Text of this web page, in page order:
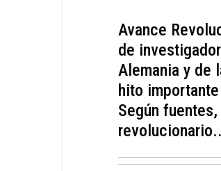
Avance
de
Alemania y de
hito
Según